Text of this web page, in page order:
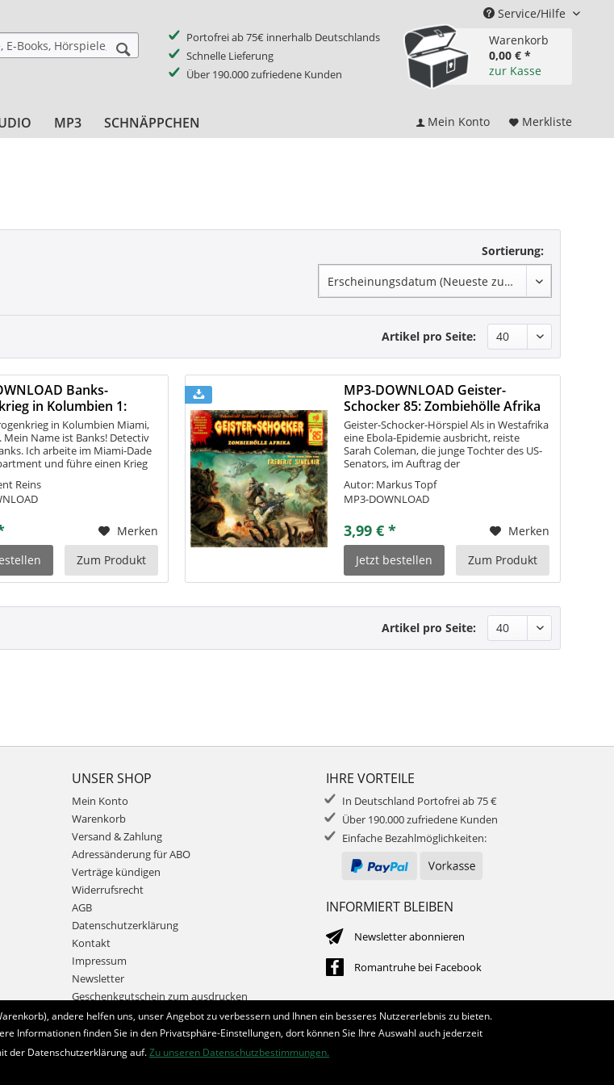
Service/Hilfe
Portofrei ab 75€ innerhalb Deutschlands
Schnelle Lieferung
Über 190.000 zufriedene Kunden
Warenkorb
0,00 € *
zur Kasse
MP3 SCHNÄPPCHEN Mein Konto Merkliste
Sortierung:
Artikel pro Seite:
Banks-
in Kolumbien 1:
Miamiin Kolumbien Miami,
Mein Name ist Banks! Detectiv
Ich arbeite im Miami-Dade
und führe einen Krieg
diese Banditen und...
Reins
Merken
Zum Produkt
MP3-DOWNLOAD Geister-
Schocker 85: Zombiehölle Afrika
Geister-Schocker-Hörspiel Als in Westafrika
eine Ebola-Epidemie ausbricht, reiste
Sarah Coleman, die junge Tochter des US-
Senators, im Auftrag der
Leone, um den dortigen Medizinern zu
helfen. Doch...
Autor: Markus Topf
MP3-DOWNLOAD
3,99 € *
Merken
Jetzt bestellen
Zum Produkt
Artikel pro Seite:
UNSER SHOP
Mein Konto
Warenkorb
Versand & Zahlung
Adressänderung für ABO
Verträge kündigen
Widerrufsrecht
AGB
Datenschutzerklärung
Kontakt
Impressum
Newsletter
Geschenkgutschein zum ausdrucken
IHRE VORTEILE
In Deutschland Portofrei ab 75 €
Über 190.000 zufriedene Kunden
Einfache Bezahlmöglichkeiten:
INFORMIERT BLEIBEN
Newsletter abonnieren
Romantruhe bei Facebook
Bestellung widerrufen
andere helfen uns, unser Angebot zu verbessern und Ihnen ein besseres Nutzererlebnis zu bieten.
Informationen finden Sie in den Privatsphäre-Einstellungen, dort können Sie Ihre Auswahl auch jederzeit
der Datenschutzerklärung auf.Zu unseren Datenschutzbestimmungen.